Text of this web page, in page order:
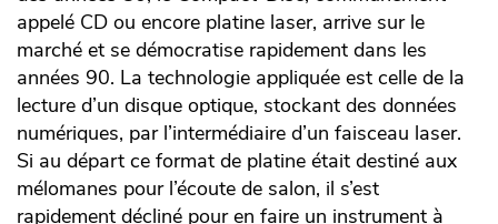
appelé CD ou encore platine laser, arrive sur le
marché et se démocratise rapidement dans les
années 90. La technologie appliquée est celle de la
lecture d’un disque optique, stockant des données
numériques, par l’intermédiaire d’un faisceau laser.
Si au départ ce format de platine était destiné aux
mélomanes pour l’écoute de salon, il s’est
rapidement décliné pour en faire un instrument à